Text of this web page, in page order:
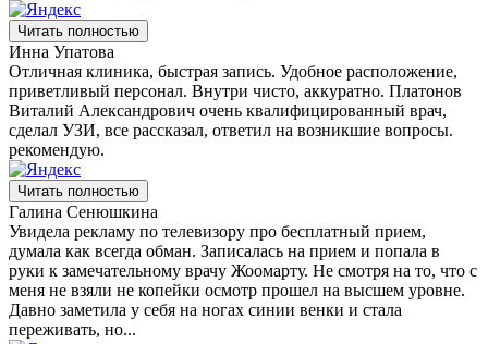
Читать полностью
Инна Упатова
Отличная клиника, быстрая запись. Удобное расположение,
приветливый персонал. Внутри чисто, аккуратно. Платонов
Виталий Александрович очень квалифицированный врач,
сделал УЗИ, все рассказал, ответил на возникшие вопросы.
рекомендую.
Читать полностью
Галина Сенюшкина
Увидела рекламу по телевизору про бесплатный прием,
думала как всегда обман. Записалась на прием и попала в
руки к замечательному врачу Жоомарту. Не смотря на то, что с
меня не взяли не копейки осмотр прошел на высшем уровне.
Давно заметила у себя на ногах синии венки и стала
переживать, но...